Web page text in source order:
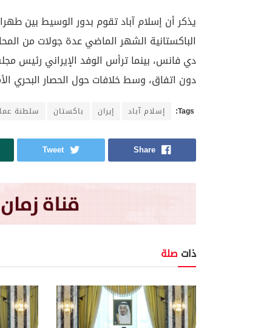
يذكر أن إسلام آباد تقوم بدور الوسيط بين
الباكستانية الشهر الماضي عدة جولات من
دي فانس، بينما ترأس الوفد الإيراني رئيس
دون اتفاق، وسط خلافات حول الحصار البحري
Tags: إسلام آباد إيران باكستان سلطنة
Share
Tweet
ذات صلة